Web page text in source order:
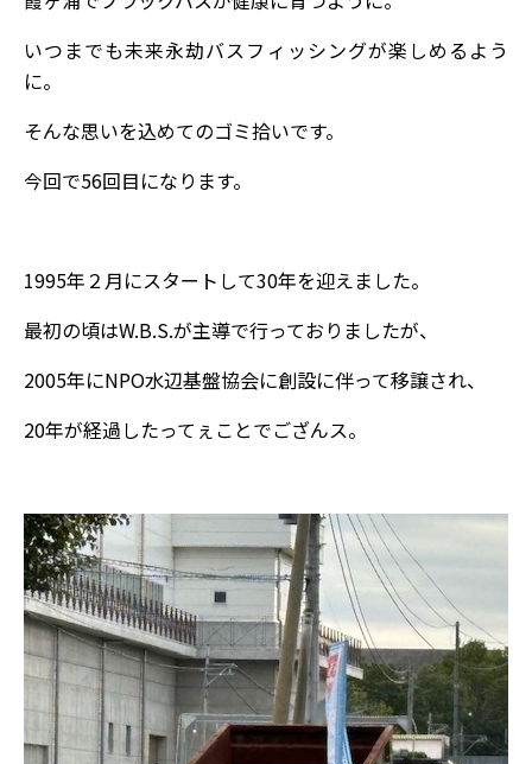
いつまでも未来永劫バスフィッシングが楽しめるよう
に。
そんな思いを込めてのゴミ拾いです。
今回で56回目になります。
1995年２月にスタートして30年を迎えました。
最初の頃はW.B.S.が主導で行っておりましたが、
2005年にNPO水辺基盤協会に創設に伴って移譲され、
20年が経過したってぇことでござんス。